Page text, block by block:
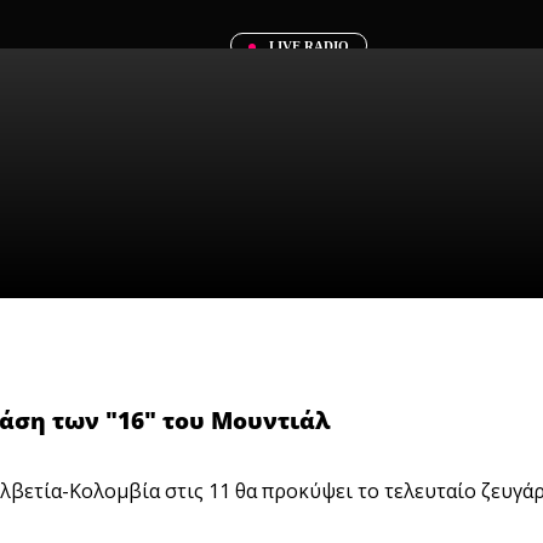
LIVE RADIO
των "16" του Μουντιάλ
Κολομβία στις 11 θα προκύψει το τελευταίο